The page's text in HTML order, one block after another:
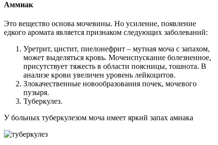
Аммиак
Это вещество основа мочевины. Но усиление, появление
едкого аромата является признаком следующих заболеваний:
Уретрит, цистит, пиелонефрит – мутная моча с запахом,
может выделяться кровь. Мочеиспускание болезненное,
присутствует тяжесть в области поясницы, тошнота. В
анализе крови увеличен уровень лейкоцитов.
Злокачественные новообразования почек, мочевого
пузыря.
Туберкулез.
У больных туберкулезом моча имеет яркий запах амиака